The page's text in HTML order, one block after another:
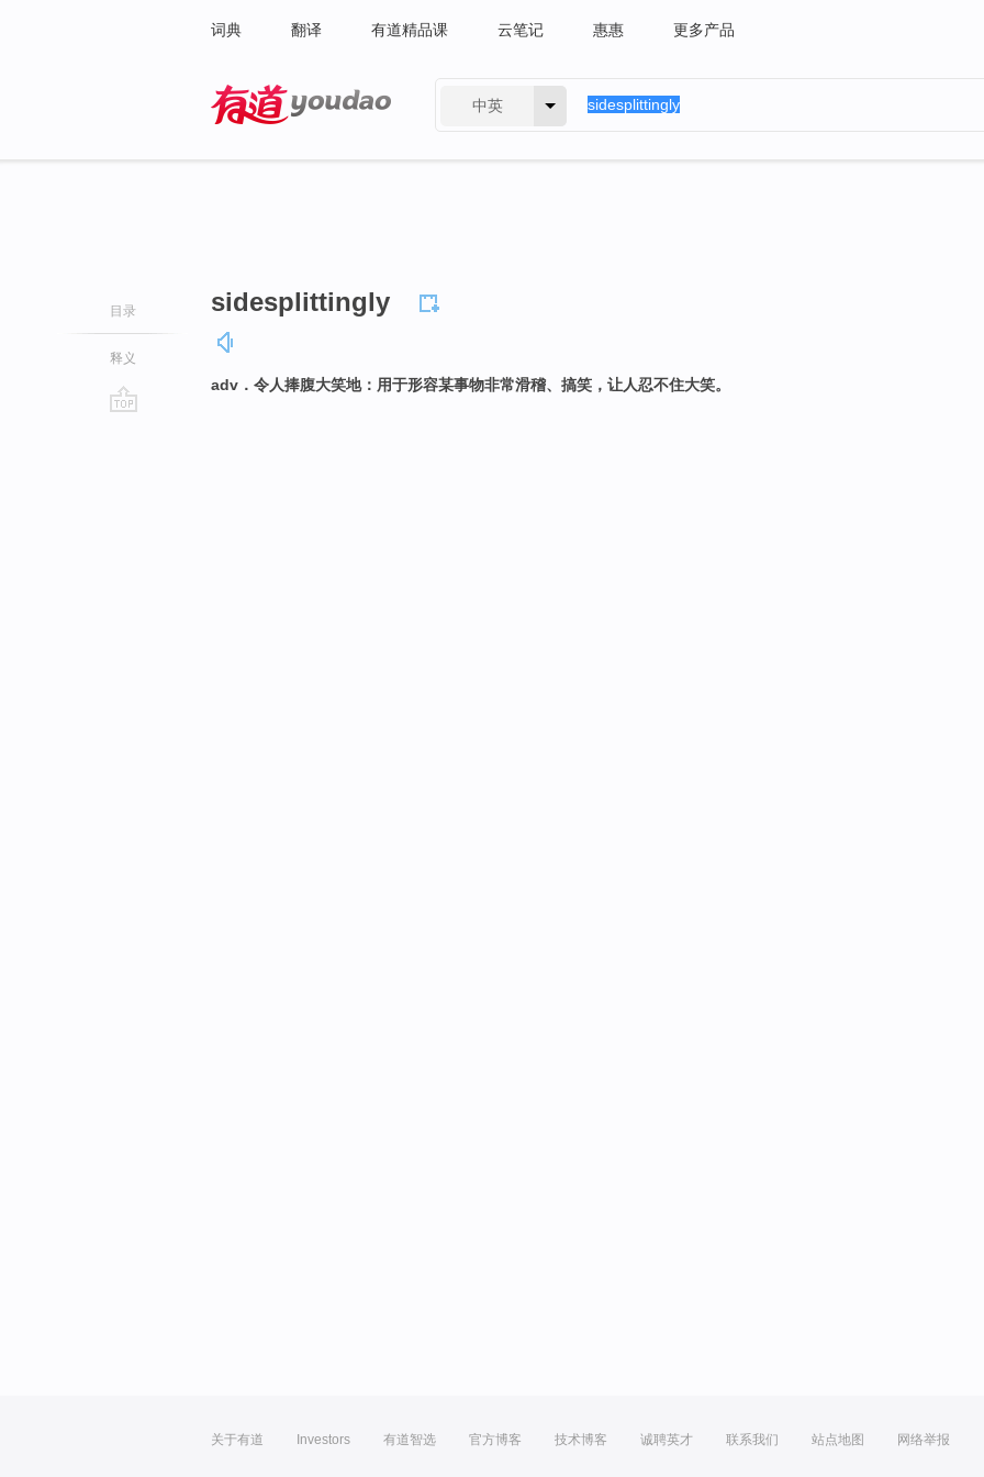
词典 翻译 有道精品课 云笔记 惠惠 更多产品
中英
目录
释义
sidesplittingly
adv．令人捧腹大笑地：用于形容某事物非常滑稽、搞笑，让人忍不住大笑。
关于有道 Investors 有道智选 官方博客 技术博客 诚聘英才 联系我们 站点地图 网络举报